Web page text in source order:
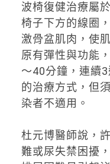
波椅復健治療屬
椅子下方的線圈
激骨盆肌肉，使
原有彈性與功能
～40分鐘，連續
的治療方式，但
染者不適用。
杜元博醫師說，
難或尿失禁困擾